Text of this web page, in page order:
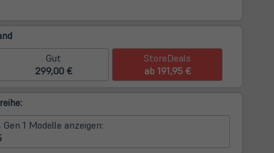
Gut
299,00 €
StoreDeals
ab 191,95 €
1 Modelle anzeigen: